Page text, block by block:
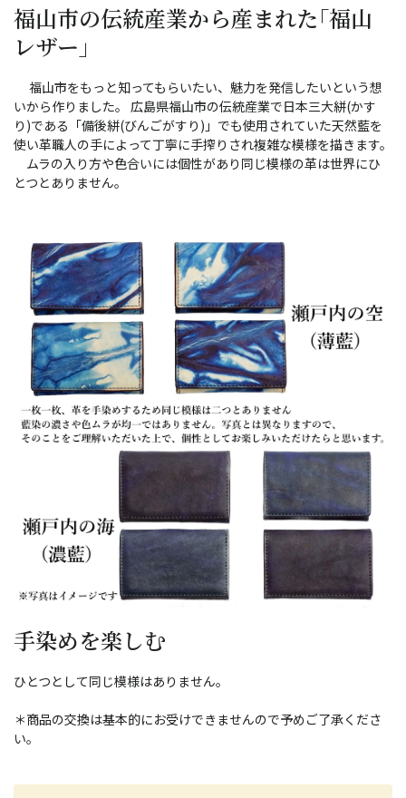
福山市の伝統産業から産まれた｢福山
レザー｣
福山市をもっと知ってもらいたい、魅力を発信したいという想
いから作りました。 広島県福山市の伝統産業で日本三大絣(かす
り)である「備後絣(びんごがすり)」でも使用されていた天然藍を
使い革職人の手によって丁寧に手搾りされ複雑な模様を描きます。
ムラの入り方や色合いには個性があり同じ模様の革は世界にひ
とつとありません。
手染めを楽しむ
ひとつとして同じ模様はありません。
＊商品の交換は基本的にお受けできませんので予めご了承くださ
い。